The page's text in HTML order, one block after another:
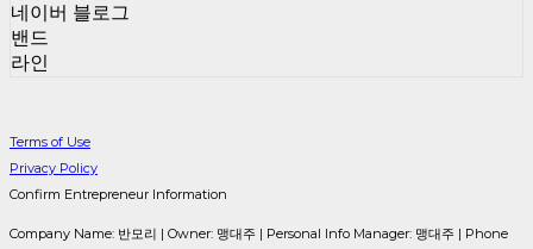
네이버 블로그
밴드
라인
Terms of Use
Privacy Policy
Confirm Entrepreneur Information
Company Name: 반모리 | Owner: 맹대주 | Personal Info Manager: 맹대주 | Phone